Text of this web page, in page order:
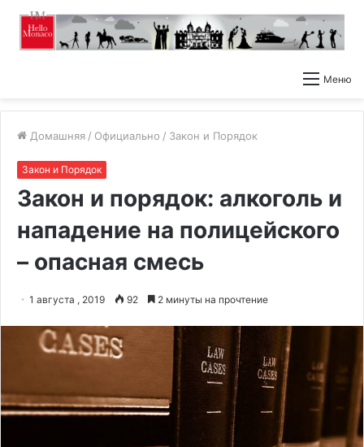
Меню
Домашняя / Официально / Закон и Порядок
Закон и Порядок
Закон и порядок: алкоголь и
нападение на полицейского
– опасная смесь
1 августа , 2019 92 2 минуты на прочтение